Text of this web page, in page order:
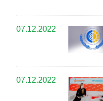
07.12.2022
07.12.2022